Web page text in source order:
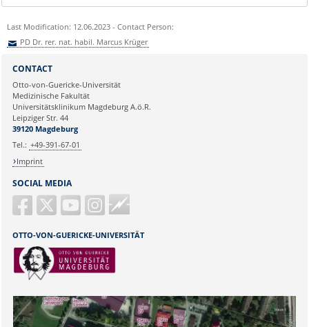
Last Modification: 12.06.2023 - Contact Person:
PD Dr. rer. nat. habil. Marcus Krüger
Krüger
Ihre E-Mailadresse:
Ihr Anliegen:
SOCIAL MEDIA
Guericke
FM
OTTO-VON-GUERICKE-UNIVERSITÄT
CONTACT
Otto-von-Guericke-Universität
Medizinische Fakultät
Universitätsklinikum Magdeburg A.ö.R.
Leipziger Str. 44
39120 Magdeburg
Tel.: +49-391-67-01
Imprint